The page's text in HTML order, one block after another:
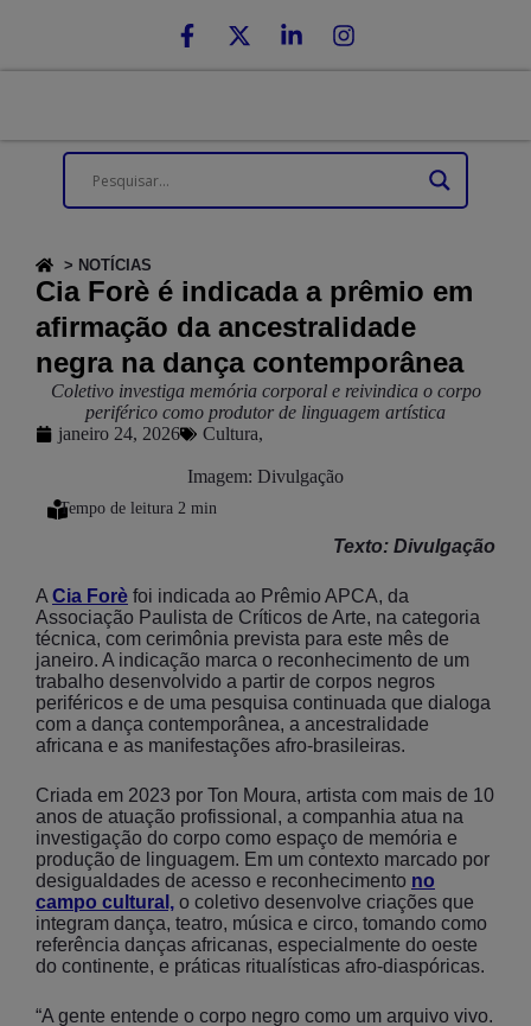
> NOTÍCIAS
Cia Forè é indicada a prêmio em
afirmação da ancestralidade
negra na dança contemporânea
Coletivo investiga memória corporal e reivindica o corpo
periférico como produtor de linguagem artística
janeiro 24, 2026
Cultura,
Imagem: Divulgação
Texto: Divulgação
A Cia Forè foi indicada ao Prêmio APCA, da
Associação Paulista de Críticos de Arte, na categoria
técnica, com cerimônia prevista para este mês de
janeiro. A indicação marca o reconhecimento de um
trabalho desenvolvido a partir de corpos negros
periféricos e de uma pesquisa continuada que dialoga
com a dança contemporânea, a ancestralidade
africana e as manifestações afro-brasileiras.
Criada em 2023 por Ton Moura, artista com mais de 10
anos de atuação profissional, a companhia atua na
investigação do corpo como espaço de memória e
produção de linguagem. Em um contexto marcado por
desigualdades de acesso e reconhecimento no
campo cultural, o coletivo desenvolve criações que
integram dança, teatro, música e circo, tomando como
referência danças africanas, especialmente do oeste
do continente, e práticas ritualísticas afro-diaspóricas.
“A gente entende o corpo negro como um arquivo vivo.